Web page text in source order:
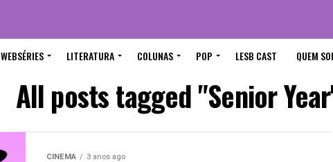
WEBSÉRIES LITERATURA COLUNAS POP LESB CAST QUEM
All posts tagged "Senior
CINEMA 3 anos ago